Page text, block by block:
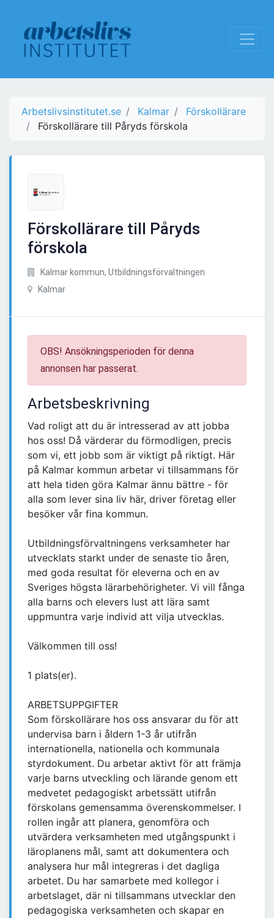
Arbetslivsinstitutet.se Kalmar
Förskollärare
Förskollärare till Påryds förskola
Förskollärare till Påryds
förskola
Kalmar kommun, Utbildningsförvaltningen
Kalmar
OBS! Ansökningsperioden för denna
annonsen har passerat.
Arbetsbeskrivning
Vad roligt att du är intresserad av att jobba
hos oss! Då värderar du förmodligen, precis
som vi, ett jobb som är viktigt på riktigt. Här
på Kalmar kommun arbetar vi tillsammans för
att hela tiden göra Kalmar ännu bättre - för
alla som lever sina liv här, driver företag eller
besöker vår fina kommun.
Utbildningsförvaltningens verksamheter har
utvecklats starkt under de senaste tio åren,
med goda resultat för eleverna och en av
Sveriges högsta lärarbehörigheter. Vi vill fånga
alla barns och elevers lust att lära samt
uppmuntra varje individ att vilja utvecklas.
Välkommen till oss!
1 plats(er).
ARBETSUPPGIFTER
Som förskollärare hos oss ansvarar du för att
undervisa barn i åldern 1-3 år utifrån
internationella, nationella och kommunala
styrdokument. Du arbetar aktivt för att främja
varje barns utveckling och lärande genom ett
medvetet pedagogiskt arbetssätt utifrån
förskolans gemensamma överenskommelser. I
rollen ingår att planera, genomföra och
utvärdera verksamheten med utgångspunkt i
läroplanens mål, samt att dokumentera och
analysera hur mål integreras i det dagliga
arbetet. Du har samarbete med kollegor i
arbetslaget, där ni tillsammans utvecklar den
pedagogiska verksamheten och skapar en